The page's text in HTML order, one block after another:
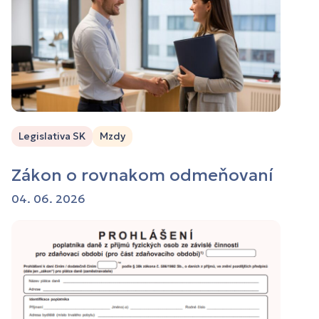
Legislativa SK Mzdy
Zákon o rovnakom odmeňovaní
04. 06. 2026